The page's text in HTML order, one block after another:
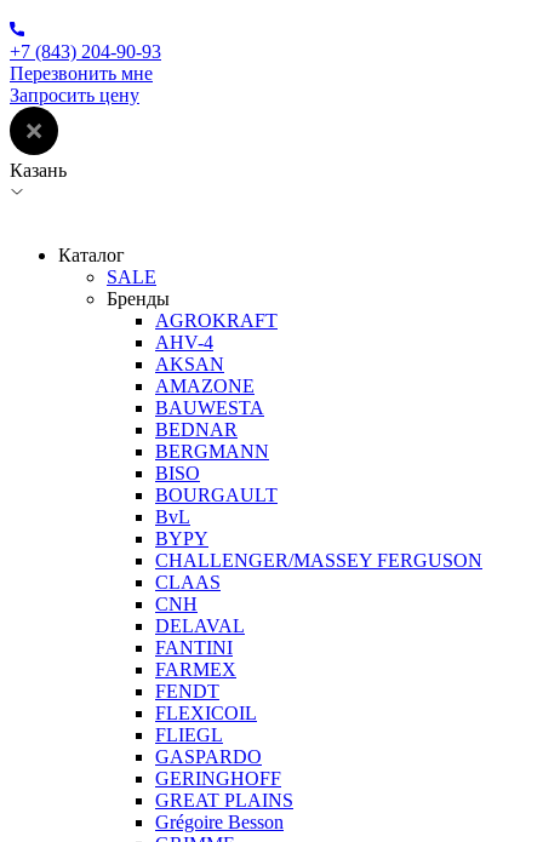
+7 (843) 204-90-93
Перезвонить мне
Запросить цену
Казань
Каталог
SALE
Бренды
AGROKRAFT
AHV-4
AKSAN
AMAZONE
BAUWESTA
BEDNAR
BERGMANN
BISO
BOURGAULT
BvL
BYPY
CHALLENGER/MASSEY FERGUSON
CLAAS
CNH
DELAVAL
FANTINI
FARMEX
FENDT
FLEXICOIL
FLIEGL
GASPARDO
GERINGHOFF
GREAT PLAINS
Grégoire Besson